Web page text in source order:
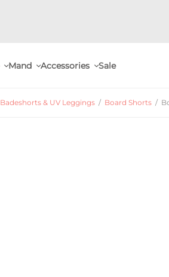
Mand Accessories Sale
Badeshorts & UV Leggings / Board Shorts /